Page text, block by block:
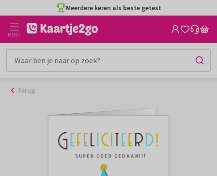
naar
inhoud
Meerdere keren als beste getest
MENU
Terug